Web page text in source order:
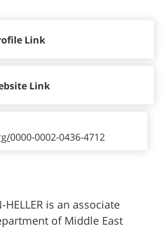
Link
Link
0000-0002-0436-4712
HELLER is an associate
of Middle East